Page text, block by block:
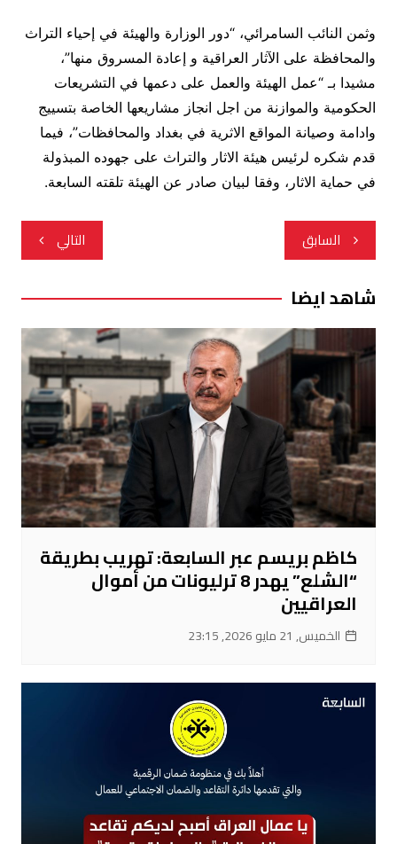
وثمن النائب السامرائي، “دور الوزارة والهيئة في إحياء التراث
والمحافظة على الآثار العراقية و إعادة المسروق منها”،
مشيدا بـ “عمل الهيئة والعمل على دعمها في التشريعات
الحكومية والموازنة من اجل انجاز مشاريعها الخاصة بتسييج
وادامة وصيانة المواقع الاثرية في بغداد والمحافظات”، فيما
قدم شكره لرئيس هيئة الاثار والتراث على جهوده المبذولة
في حماية الاثار، وفقا لبيان صادر عن الهيئة تلقته السابعة.
تصفّح
المقالات
السابق التالي
شاهد ايضا
كاظم بريسم عبر السابعة: تهريب بطريقة
“الشلع” يهدر 8 ترليونات من أموال
العراقيين
الخميس, 21 مايو 2026, 23:15